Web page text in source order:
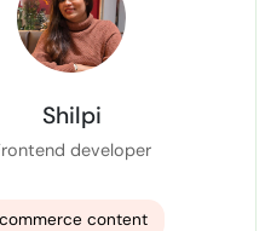
Shilpi
developer
content